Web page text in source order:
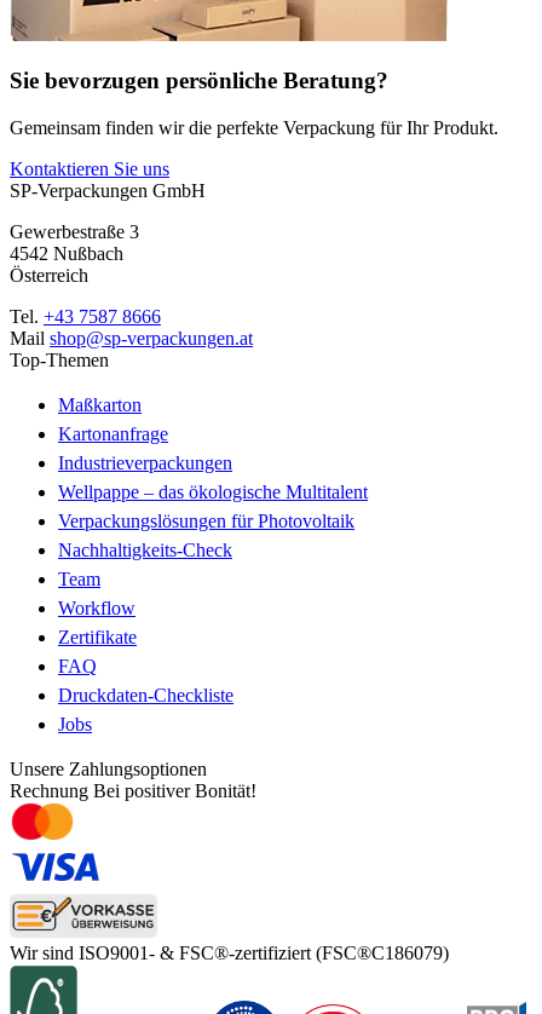
Sie bevorzugen persönliche Beratung?
Gemeinsam finden wir die perfekte Verpackung für Ihr Produkt.
Kontaktieren Sie uns
SP-Verpackungen GmbH
Gewerbestraße 3
4542 Nußbach
Österreich
Tel. +43 7587 8666
Mail shop@sp-verpackungen.at
Top-Themen
Maßkarton
Kartonanfrage
Industrieverpackungen
Wellpappe – das ökologische Multitalent
Verpackungslösungen für Photovoltaik
Nachhaltigkeits-Check
Team
Workflow
Zertifikate
FAQ
Druckdaten-Checkliste
Jobs
Unsere Zahlungsoptionen
Rechnung Bei positiver Bonität!
Wir sind ISO9001- & FSC®-zertifiziert (FSC®C186079)